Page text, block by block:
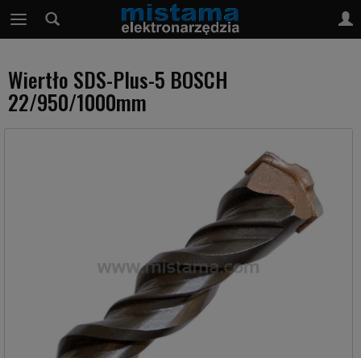
Wiertło SDS-Plus-5 BOSCH
22/950/1000mm